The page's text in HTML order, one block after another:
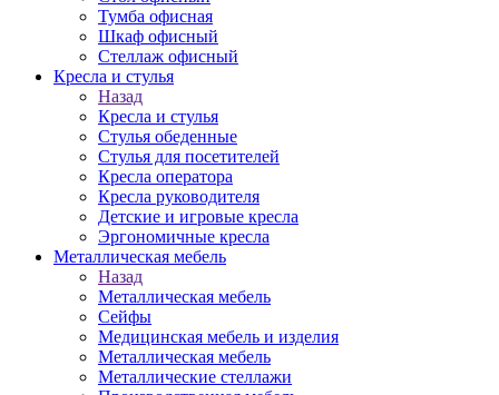
Тумба офисная
Шкаф офисный
Стеллаж офисный
Кресла и стулья
Назад
Кресла и стулья
Стулья обеденные
Стулья для посетителей
Кресла оператора
Кресла руководителя
Детские и игровые кресла
Эргономичные кресла
Металлическая мебель
Назад
Металлическая мебель
Сейфы
Медицинская мебель и изделия
Металлическая мебель
Металлические стеллажи